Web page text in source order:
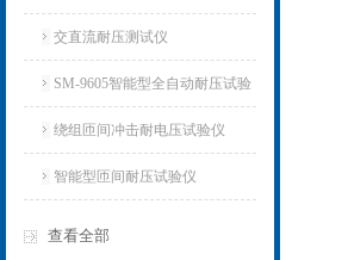
交直流耐压测试仪
SM-9605智能型全自动耐压试验
仪
绕组匝间冲击耐电压试验仪
智能型匝间耐压试验仪
查看全部